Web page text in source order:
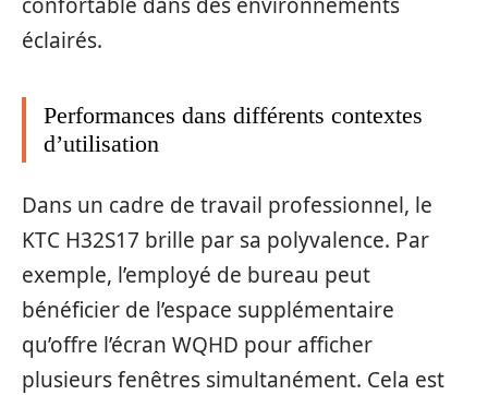
éclairés.
Performances dans différents contextes
d’utilisation
Dans un cadre de travail professionnel, le
KTC H32S17 brille par sa polyvalence. Par
exemple, l’employé de bureau peut
bénéficier de l’espace supplémentaire
qu’offre l’écran WQHD pour afficher
plusieurs fenêtres simultanément. Cela est